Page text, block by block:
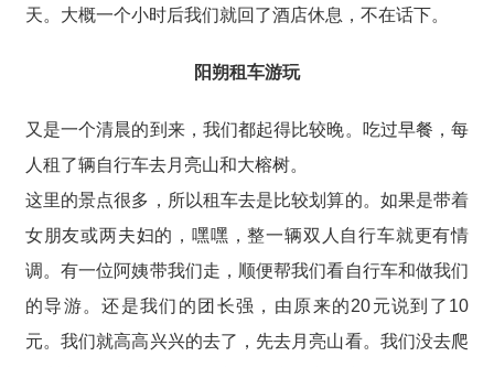
天。大概一个小时后我们就回了酒店休息，不在话下。
阳朔租车游玩
又是一个清晨的到来，我们都起得比较晚。吃过早餐，每
人租了辆自行车去月亮山和大榕树。
这里的景点很多，所以租车去是比较划算的。如果是带着
女朋友或两夫妇的，嘿嘿，整一辆双人自行车就更有情
调。有一位阿姨带我们走，顺便帮我们看自行车和做我们
的导游。还是我们的团长强，由原来的20元说到了10
元。我们就高高兴兴的去了，先去月亮山看。我们没去爬